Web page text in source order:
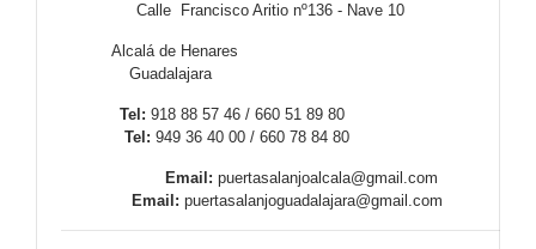
Calle Francisco Aritio nº136 - Nave 10
Alcalá de Henares
Guadalajara
Tel: 918 88 57 46 / 660 51 89 80
Tel: 949 36 40 00 / 660 78 84 80
Email: puertasalanjoalcala@gmail.com
Email: puertasalanjoguadalajara@gmail.com